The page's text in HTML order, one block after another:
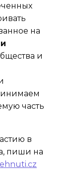
на
и
часть
в
пиши на